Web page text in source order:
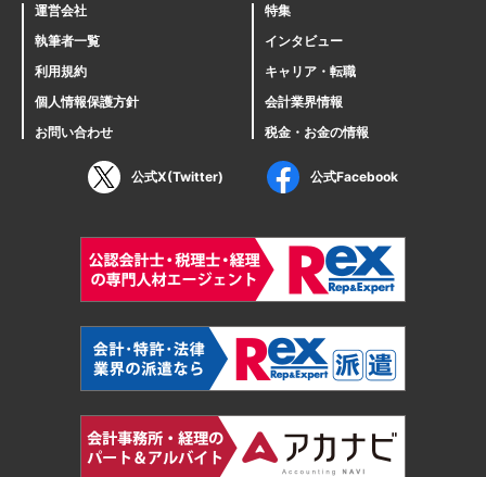
運営会社
執筆者一覧
利用規約
個人情報保護方針
お問い合わせ
特集
インタビュー
キャリア・転職
会計業界情報
税金・お金の情報
公式X(Twitter) 公式Facebook